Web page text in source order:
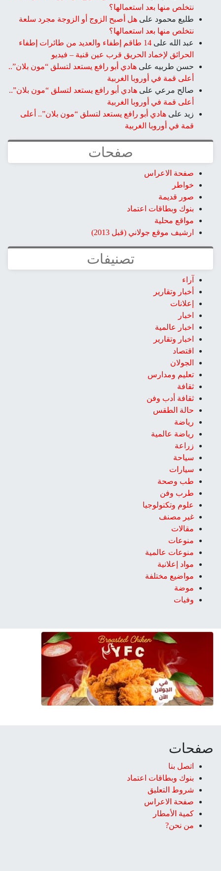
نتخلص منها بعد استعمالها؟
طليع محمود على هل أصبح الزوج أو الزوجة مجرد سلعة
نتخلص منها بعد استعمالها؟
عبد الله على
14 طاقم إطفاء والعديد من طائرات إطفاء
الحرائق لإخماد الحريق قرب عين قنية – فيديو
حسن طربيه على هادي أبو رافع يستعد لتسلق “مون بلان”..
أعلى قمة في أوروبا الغربية
صالح مرعي على هادي أبو رافع يستعد لتسلق “مون بلان”..
أعلى قمة في أوروبا الغربية
زيد على هادي أبو رافع يستعد لتسلق “مون بلان”.. أعلى
قمة في أوروبا الغربية
صفحات
صفحة الاعراس
خواطر
صور قديمة
بنوك وبطاقات اعتماد
مواقع محلية
ارشيف موقع جولاني (قبل 2013)
تصنيفات
آراء
أخبار وتقارير
إعلانات
اخبار
اخبار عالمية
اخبار وتقارير
اقتصاد
الجولان
تعليم ومدارس
ثقافة
ثقافة أدب وفن
حالة الطقس
رياضة
رياضة عالمية
زراعة
سياحة
سيارات
طب وصحة
طرب وفن
علوم وتكنولوجيا
غير مصنف
مقالات
منوعات
منوعات عالمية
مواد إعلانية
مواضيع مختلفة
موضة
وفيات
صفحات
اتصل بنا
بنوك وبطاقات اعتماد
شروط التعليق‎
صفحة الاعراس
كمية الأمطار
من نحن?